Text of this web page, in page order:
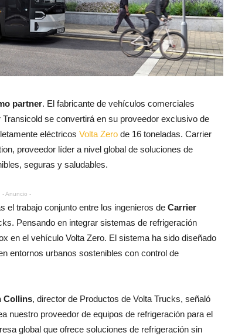
partner. El fabricante de vehículos comerciales
Transicold se convertirá en su proveedor exclusivo de
eléctricos Volta Zero de 16 toneladas. Carrier
proveedor líder a nivel global de soluciones de
seguras y saludables.
- Anuncio -
el trabajo conjunto entre los ingenieros de Carrier
Pensando en integrar sistemas de refrigeración
en el vehículo Volta Zero. El sistema ha sido diseñado
entornos urbanos sostenibles con control de
Collins, director de Productos de Volta Trucks, señaló
nuestro proveedor de equipos de refrigeración para el
global que ofrece soluciones de refrigeración sin